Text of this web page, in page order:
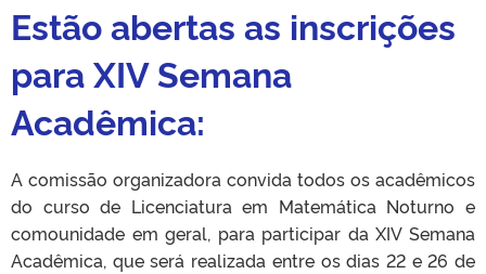
Estão abertas as inscrições
para XIV Semana
Acadêmica:
A comissão organizadora convida todos os acadêmicos
do curso de Licenciatura em Matemática Noturno e
comounidade em geral, para participar da XIV Semana
Acadêmica, que será realizada entre os dias 22 e 26 de